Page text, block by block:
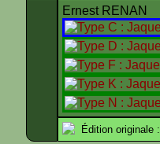
Ernest RENAN
Édition originale :